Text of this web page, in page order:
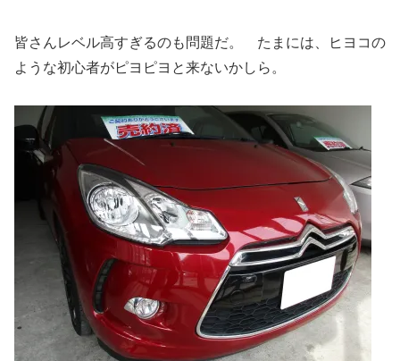
皆さんレベル高すぎるのも問題だ。 たまには、ヒヨコの
ような初心者がピヨピヨと来ないかしら。